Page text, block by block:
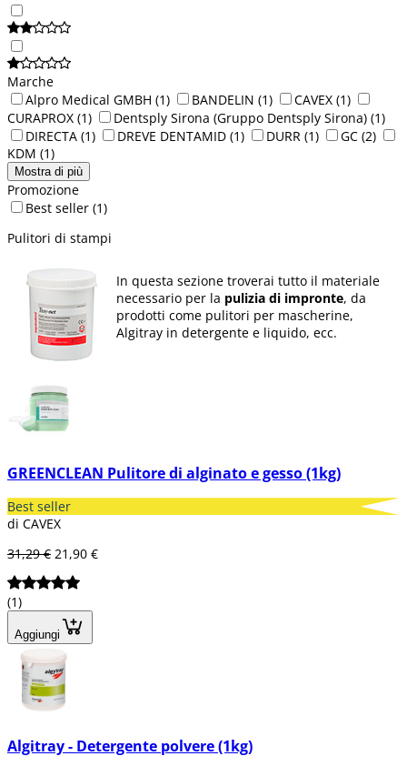
Marche
Alpro Medical GMBH (1) BANDELIN (1) CAVEX (1)
CURAPROX (1) Dentsply Sirona (Gruppo Dentsply Sirona) (1)
DIRECTA (1) DREVE DENTAMID (1) DURR (1) GC (2)
KDM (1)
Mostra di più
Promozione
Best seller (1)
Pulitori di stampi
In questa sezione troverai tutto il materiale
necessario per la pulizia di impronte, da
prodotti come pulitori per mascherine,
Algitray in detergente e liquido, ecc.
GREENCLEAN Pulitore di alginato e gesso (1kg)
Best seller
di CAVEX
31,29 € 21,90 €
(1)
Aggiungi
Algitray - Detergente polvere (1kg)